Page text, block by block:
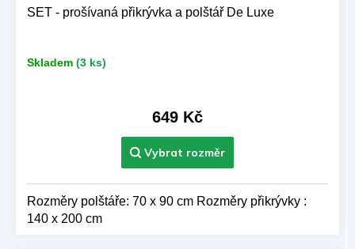
SET - prošívaná přikrývka a polštář De Luxe
Skladem (3 ks)
649 Kč
Rozměry polštáře: 70 x 90 cm Rozměry přikrývky :
140 x 200 cm